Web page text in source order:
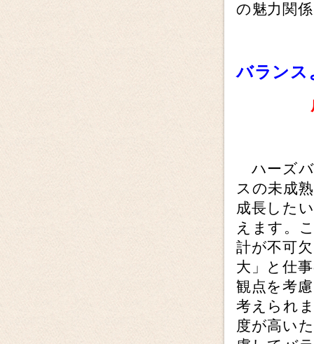
の魅力関
バランス
ハーズバ
スの未成
成長した
えます。
計が不可
大」と仕
観点を考
考えられ
度が高い